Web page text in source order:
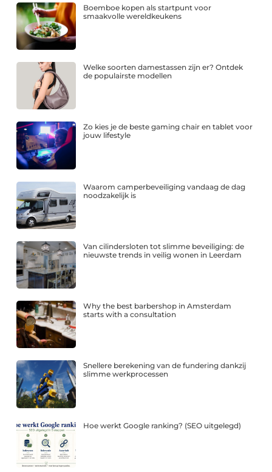
Boemboe kopen als startpunt voor
smaakvolle wereldkeukens
Welke soorten damestassen zijn er? Ontdek
de populairste modellen
Zo kies je de beste gaming chair en tablet voor
jouw lifestyle
Waarom camperbeveiliging vandaag de dag
noodzakelijk is
Van cilindersloten tot slimme beveiliging: de
nieuwste trends in veilig wonen in Leerdam
Why the best barbershop in Amsterdam
starts with a consultation
Snellere berekening van de fundering dankzij
slimme werkprocessen
Hoe werkt Google ranking? (SEO uitgelegd)